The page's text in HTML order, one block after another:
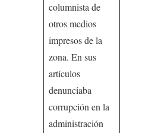
columnista de
otros medios
impresos de la
zona. En sus
artículos
denunciaba
corrupción en la
administración